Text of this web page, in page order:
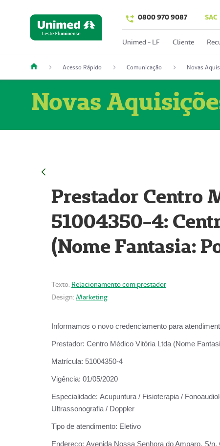
0800 970 9087 SAC
Unimed - LF Cliente
Acesso Rápido Comunicação Novas
Novas
Prestador Centro
51004350-4:
(Nome Fantasia:
Texto: Relacionamento com prestador
Design: Marketing
Informamos o novo credenciamento para
Prestador: Centro Médico Vitória Ltda (Nome
Matrícula: 51004350-4
Vigência: 01/05/2020
Especialidade: Acupuntura / Fisioterapia /
Ultrassonografia / Doppler
Tipo de atendimento: Eletivo
Endereço: Avenida Nossa Senhora do Amparo, S/